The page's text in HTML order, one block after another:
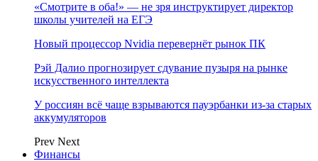
«Смотрите в оба!» — не зря инструктирует директор
школы учителей на ЕГЭ
Новый процессор Nvidia перевернёт рынок ПК
Рэй Далио прогнозирует сдувание пузыря на рынке
искусственного интеллекта
У россиян всё чаще взрываются пауэрбанки из-за старых
аккумуляторов
Prev Next
Финансы